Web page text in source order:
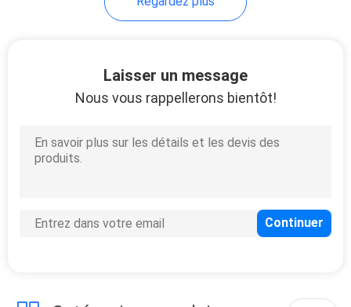
Laisser un message
Nous vous rappellerons bientôt!